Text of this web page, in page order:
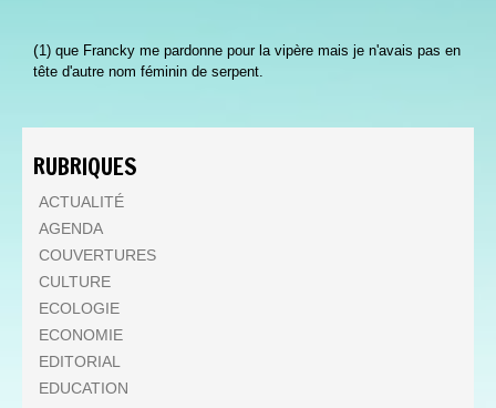
(1) que Francky me pardonne pour la vipère mais je n'avais pas en
tête d'autre nom féminin de serpent.
RUBRIQUES
ACTUALITÉ
AGENDA
COUVERTURES
CULTURE
ECOLOGIE
ECONOMIE
EDITORIAL
EDUCATION